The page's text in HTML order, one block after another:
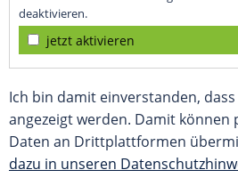
deaktivieren.
jetzt aktivieren
Ich bin damit einverstanden,
angezeigt werden. Damit können
Daten an Drittplattformen
dazu in unseren